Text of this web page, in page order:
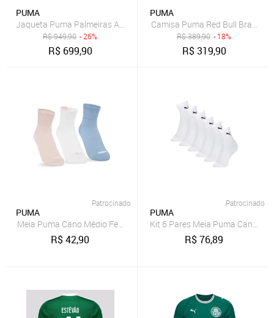
PUMA
Jaqueta Puma Palmeiras All-Weather Training 2025 Masculina -
R$949,90 - 26%
R$ 699,90
PUMA
Camisa Puma Red Bull
R$389,90 - 18%
R$319,90
Patrocinado
PUMA
Meia Puma Cano Médio Feminina 4730.003 C/3
R$42,90
Patrocinado
PUMA
Kit 6 Pares Meia Puma Cano
R$76,89